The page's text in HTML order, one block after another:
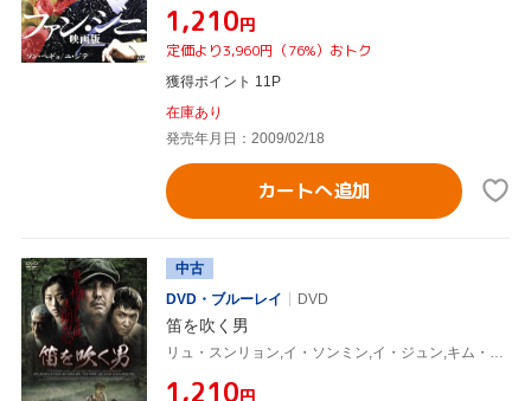
¥1,210円
定価より3,960円（76%）おトク
獲得ポイント 11P
在庫あり
発売年月日：2009/02/18
カートへ追加
中古
DVD・ブルーレイ
DVD
笛を吹く男
¥1,210円